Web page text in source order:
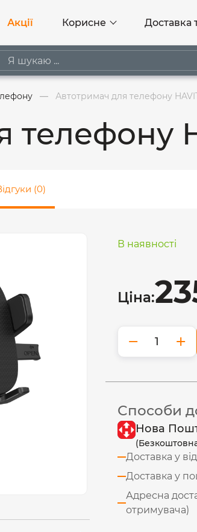
Акції Корисне Доставка
Автотримач для телефону
телефону
(0)
В наявності
Ціна:
− +
Способи
Нова
Доставка у
Доставка у
Адресна
отримувача)